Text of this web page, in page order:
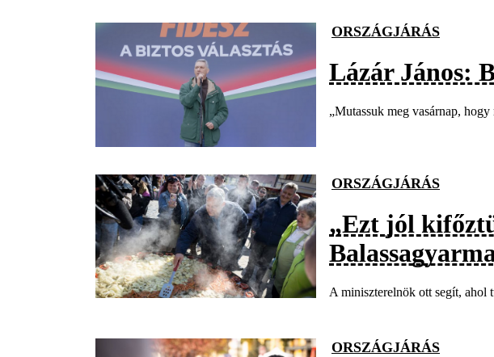
ORSZÁGJÁRÁS
Lázár János:
„Mutassuk meg vasárnap,
ORSZÁGJÁRÁS
„Ezt jól
A miniszterelnök ott segít, ahol
ORSZÁGJÁRÁS